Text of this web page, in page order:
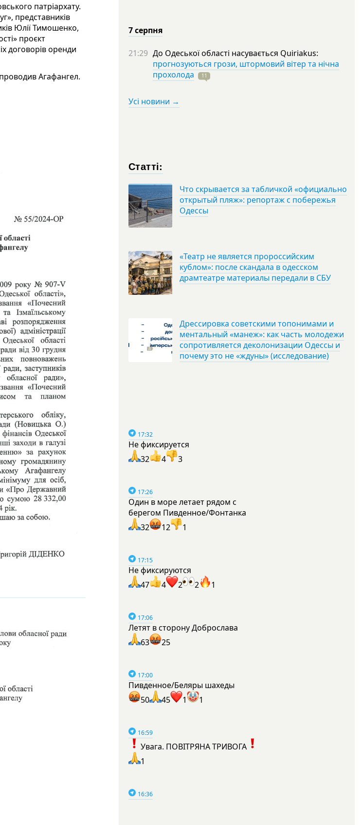
патріархату.
представників
Юлії Тимошенко,
проєкт
договорів оренди
Агафангел.
7 серпня
21:29 До Одеської області насувається Quiriakus:
прогнозуються грози, штормовий вітер та нічна
прохолода
11
Усі новини →
Статті:
Что скрывается за табличкой «официально
открытый пляж»: репортаж с побережья
Одессы
«Театр не является пророссийским
кублом»: после скандала в одесском
драмтеатре материалы передали в СБУ
Дрессировка советскими топонимами и
ментальный «манеж»: как часть молодежи
сопротивляется деколонизации Одессы и
почему это не «ждуны» (исследование)
17:32
Не фиксируется
32
4 3
17:26
Один в море летает рядом с
берегом Пивденное/Фонтанка
32
12 1
17:15
Не фиксируются
47
4 2 2 1
17:06
Летят в сторону Доброслава
63
25
17:00
Пивденное/Беляры шахеды
50
45 1 1
16:59
Увага. ПОВІТРЯНА ТРИВОГА
1
16:36